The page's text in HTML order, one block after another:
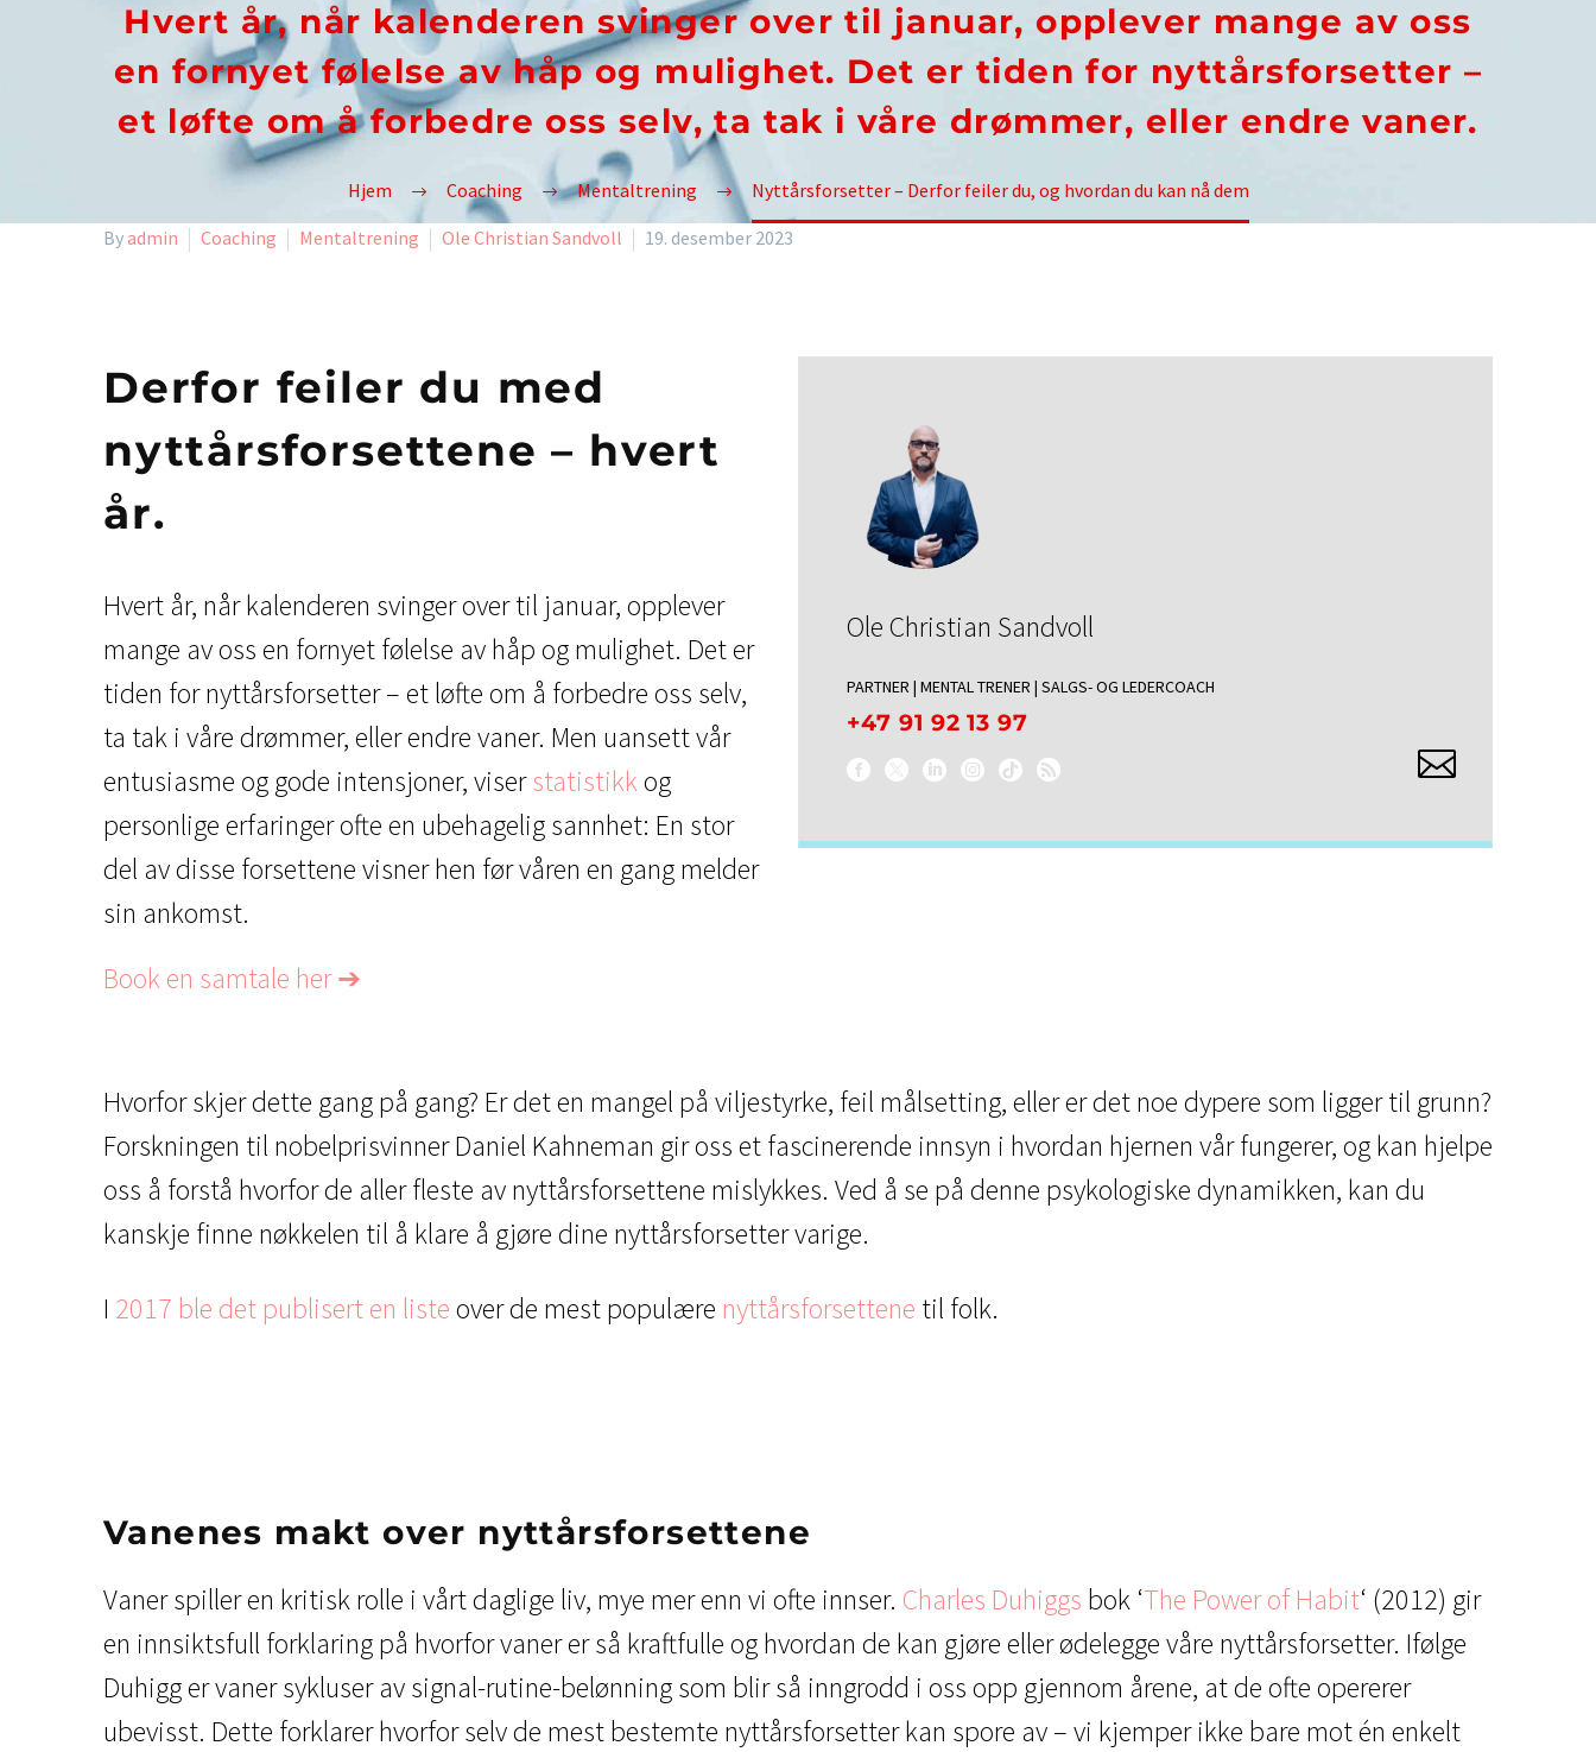
Hvert år, når kalenderen svinger over til januar, opplever mange av oss
en fornyet følelse av håp og mulighet. Det er tiden for nyttårsforsetter –
et løfte om å forbedre oss selv, ta tak i våre drømmer, eller endre vaner.
Hjem Coaching Mentaltrening
Nyttårsforsetter – Derfor feiler du, og hvordan du kan nå dem
Byadmin Coaching Mentaltrening Ole Christian Sandvoll 19. desember 2023
Derfor feiler du med
nyttårsforsettene – hvert
år.
Hvert år, når kalenderen svinger over til januar, opplever
mange av oss en fornyet følelse av håp og mulighet. Det er
tiden for nyttårsforsetter – et løfte om å forbedre oss selv,
ta tak i våre drømmer, eller endre vaner. Men uansett vår
entusiasme og gode intensjoner, viserstatistikkog
personlige erfaringer ofte en ubehagelig sannhet: En stor
del av disse forsettene visner hen før våren en gang melder
sin ankomst.
Book en samtale her ➔
Ole Christian Sandvoll
PARTNER | MENTAL TRENER | SALGS- OG LEDERCOACH
+47 91 92 13 97
Hvorfor skjer dette gang på gang? Er det en mangel på viljestyrke, feil målsetting, eller er det noe dypere som ligger til grunn?
Forskningen til nobelprisvinner Daniel Kahneman gir oss et fascinerende innsyn i hvordan hjernen vår fungerer, og kan hjelpe
oss å forstå hvorfor de aller fleste av nyttårsforsettene mislykkes. Ved å se på denne psykologiske dynamikken, kan du
kanskje finne nøkkelen til å klare å gjøre dine nyttårsforsetter varige.
I 2017 ble det publisert en liste over de mest populære nyttårsforsettene til folk.
Vanenes makt over nyttårsforsettene
Vaner spiller en kritisk rolle i vårt daglige liv, mye mer enn vi ofte innser. Charles Duhiggs bok ‘The Power of Habit‘ (2012) gir
en innsiktsfull forklaring på hvorfor vaner er så kraftfulle og hvordan de kan gjøre eller ødelegge våre nyttårsforsetter. Ifølge
Duhigg er vaner sykluser av signal-rutine-belønning som blir så inngrodd i oss opp gjennom årene, at de ofte opererer
ubevisst. Dette forklarer hvorfor selv de mest bestemte nyttårsforsetter kan spore av – vi kjemper ikke bare mot én enkelt